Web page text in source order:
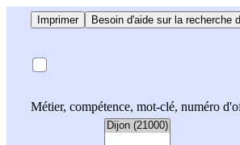
Imprimer Besoin d'aide sur la recherche
Métier, compétence, mot-clé, numéro